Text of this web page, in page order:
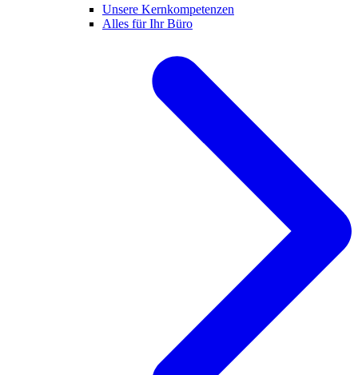
Unsere Kernkompetenzen
Alles für Ihr Büro